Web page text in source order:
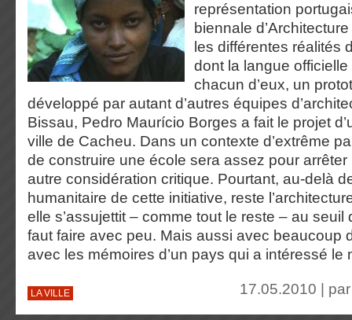
représentation
biennale
les différentes réalités
dont la langue
chacun d’eux, un
développé par autant d’autres équipes
Bissau, Pedro Maurício Borges a fait le projet
ville de Cacheu. Dans un contexte d’extrême
de construire une école sera assez pour arrêter
autre considération critique. Pourtant, au-delà
humanitaire de cette initiative, reste
elle s’assujettit – comme tout le reste – au seuil
faut faire avec peu. Mais aussi avec beaucoup
avec les mémoires d’un pays qui a intéressé le
LA VILLE 17.05.2010 |